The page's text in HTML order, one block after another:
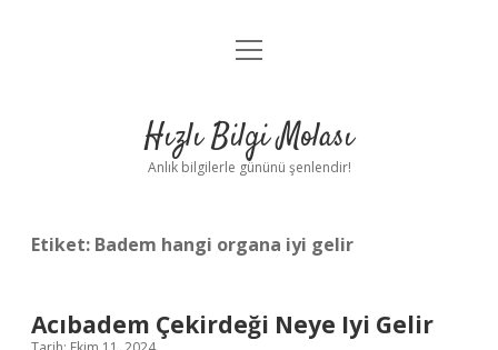
Anasayfa
Yasal Uyarı
menüyü
Hızlı Bilgi Molası
Anlık bilgilerle gününü şenlendir!
Etiket: Badem hangi organa iyi gelir
Acıbadem Çekirdeği Neye Iyi Gelir